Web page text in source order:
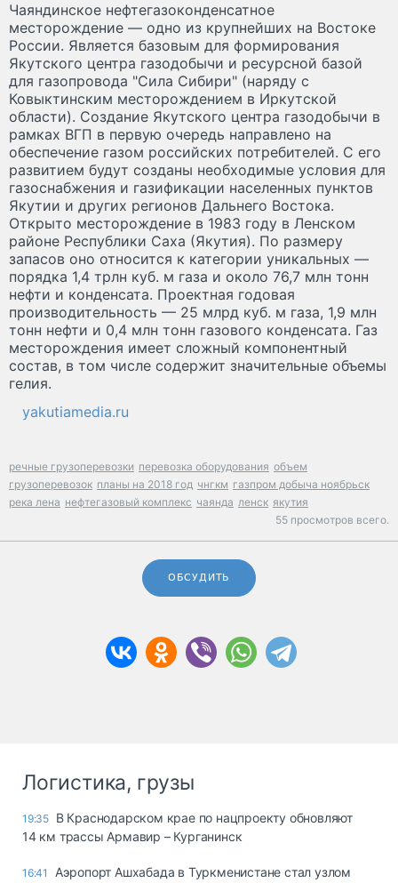
Чаяндинское нефтегазоконденсатное
месторождение — одно из крупнейших на Востоке
России. Является базовым для формирования
Якутского центра газодобычи и ресурсной базой
для газопровода "Сила Сибири" (наряду с
Ковыктинским месторождением в Иркутской
области). Создание Якутского центра газодобычи в
рамках ВГП в первую очередь направлено на
обеспечение газом российских потребителей. С его
развитием будут созданы необходимые условия для
газоснабжения и газификации населенных пунктов
Якутии и других регионов Дальнего Востока.
Открыто месторождение в 1983 году в Ленском
районе Республики Саха (Якутия). По размеру
запасов оно относится к категории уникальных —
порядка 1,4 трлн куб. м газа и около 76,7 млн тонн
нефти и конденсата. Проектная годовая
производительность — 25 млрд куб. м газа, 1,9 млн
тонн нефти и 0,4 млн тонн газового конденсата. Газ
месторождения имеет сложный компонентный
состав, в том числе содержит значительные объемы
гелия.
yakutiamedia.ru
речные грузоперевозки перевозка оборудования объем
грузоперевозок планы на 2018 год чнгкм газпром добыча ноябрьск
река лена нефтегазовый комплекс чаянда ленск якутия
55 просмотров всего.
ОБСУДИТЬ
Логистика, грузы
19:35 В Краснодарском крае по нацпроекту обновляют
14 км трассы Армавир – Курганинск
16:41 Аэропорт Ашхабада в Туркменистане стал узлом